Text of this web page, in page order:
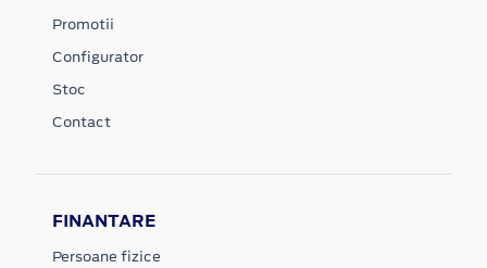
Promotii
Configurator
Stoc
Contact
FINANTARE
Persoane fizice